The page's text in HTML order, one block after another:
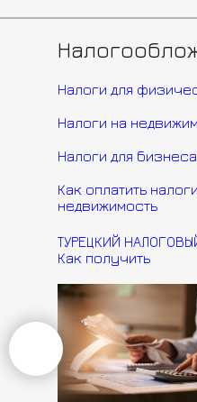
Налоги для
Налоги на
Налоги для бизнеса
Как оплатить
недвижимость
ТУРЕЦКИЙ
Как получить
Адрес: Анталья, Лиман,
Контакты
+90 506 325 29 77
+7 (905) 532-72-72
invest@investturkey.pro
Мерсин